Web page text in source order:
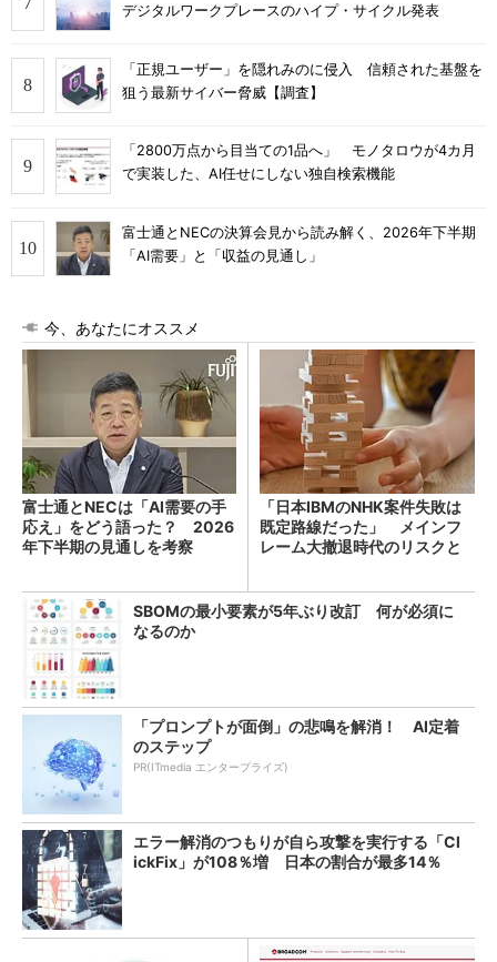
デジタルワークプレースのハイプ・サイクル発表
「正規ユーザー」を隠れみのに侵入 信頼された基盤を
狙う最新サイバー脅威【調査】
「2800万点から目当ての1品へ」 モノタロウが4カ月
で実装した、AI任せにしない独自検索機能
富士通とNECの決算会見から読み解く、2026年下半期
「AI需要」と「収益の見通し」
今、あなたにオススメ
富士通とNECは「AI需要の手
応え」をどう語った？ 2026
年下半期の見通しを考察
「日本IBMのNHK案件失敗は
既定路線だった」 メインフ
レーム大撤退時代のリスクと
SBOMの最小要素が5年ぶり改訂 何が必須に
なるのか
「プロンプトが面倒」の悲鳴を解消！ AI定着
のステップ
PR(ITmedia エンタープライズ)
エラー解消のつもりが自ら攻撃を実行する「Cl
ickFix」が108％増 日本の割合が最多14％